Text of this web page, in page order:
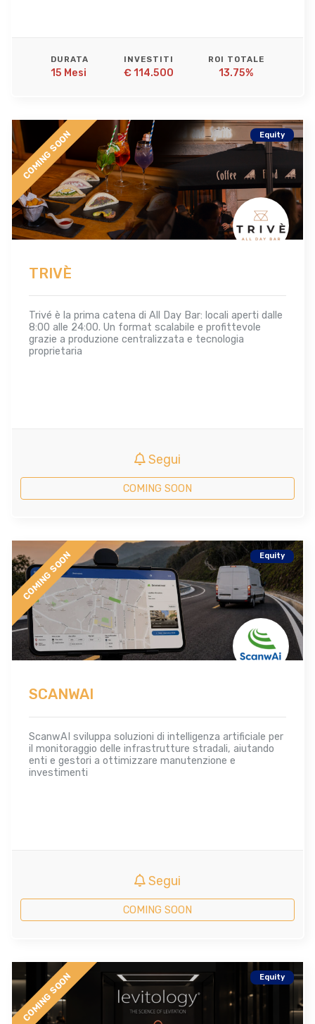
COMING SOON Equity
TRIVÈ
Trivé è la prima catena di All Day Bar: locali aperti dalle
8:00 alle 24:00. Un format scalabile e profittevole
grazie a produzione centralizzata e tecnologia
proprietaria
Segui
COMING SOON
COMING SOON Equity
SCANWAI
ScanwAI sviluppa soluzioni di intelligenza artificiale per
il monitoraggio delle infrastrutture stradali, aiutando
enti e gestori a ottimizzare manutenzione e
investimenti
Segui
COMING SOON
COMING SOON Equity
DURATA
15 Mesi
INVESTITI
€ 114.500
ROI TOTALE
13.75%